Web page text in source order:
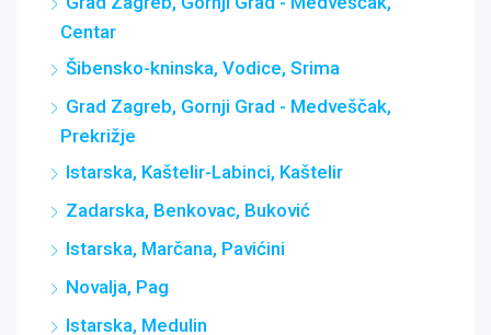
Centar
Šibensko-kninska, Vodice, Srima
Grad Zagreb, Gornji Grad - Medveščak,
Prekrižje
Istarska, Kaštelir-Labinci, Kaštelir
Zadarska, Benkovac, Buković
Istarska, Marčana, Pavićini
Novalja, Pag
Istarska, Medulin